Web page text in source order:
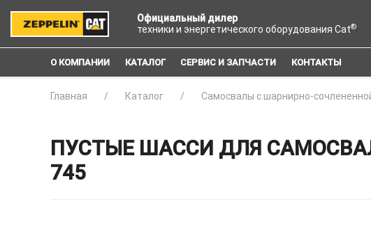
Официальный дилер
техники и энергетического оборудования Cat®
О КОМПАНИИ КАТАЛОГ СЕРВИС И ЗАПЧАСТИ КОНТАКТЫ
Главная Каталог Самосвалы с шарнирно-
ПУСТЫЕ ШАССИ ДЛЯ
745